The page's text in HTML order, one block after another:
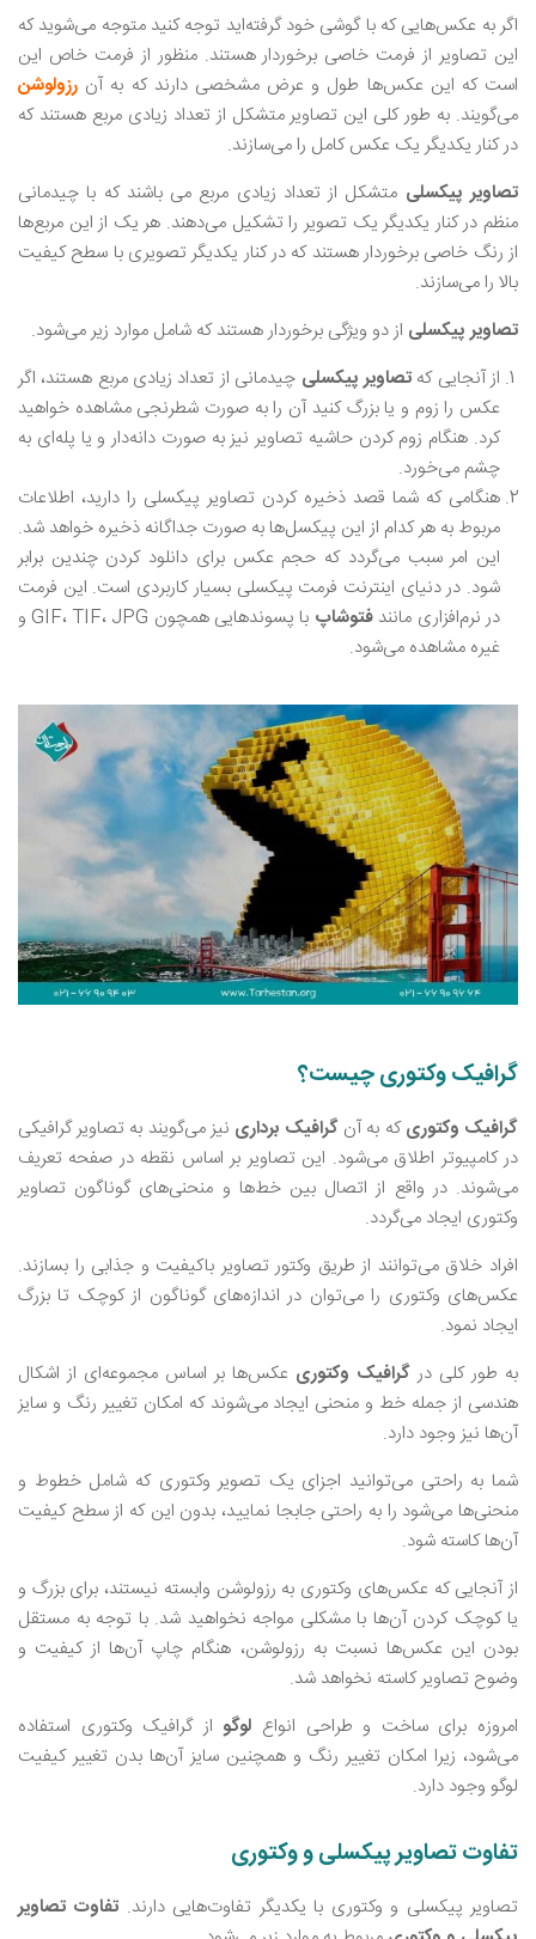
اگر به عکس‌هایی که با گوشی خود گرفته‌اید توجه کنید متوجه می‌شوید که
این تصاویر از فرمت خاصی برخوردار هستند. منظور از فرمت خاص این
است که این عکس‌ها طول و عرض مشخصی دارند که به آن رزولوشن
می‌گویند. به طور کلی این تصاویر متشکل از تعداد زیادی مربع هستند که
در کنار یکدیگر یک عکس کامل را می‌سازند.
تصاویر پیکسلی متشکل از تعداد زیادی مربع می باشند که با چیدمانی
منظم در کنار یکدیگر یک تصویر را تشکیل می‌دهند. هر یک از این مربع‌ها
از رنگ خاصی برخوردار هستند که در کنار یکدیگر تصویری با سطح کیفیت
بالا را می‌سازند.
تصاویر پیکسلی از دو ویژگی برخوردار هستند که شامل موارد زیر می‌شود.
از آنجایی کهتصاویر پیکسلی چیدمانی از تعداد زیادی مربع هستند، اگر
عکس را زوم و یا بزرگ کنید آن را به صورت شطرنجی مشاهده خواهید
کرد. هنگام زوم کردن حاشیه تصاویر نیز به صورت دانه‌دار و یا پله‌ای به
چشم‌ می‌خورد.
هنگامی که شما قصد ذخیره کردن تصاویر پیکسلی را دارید، اطلاعات
مربوط به هر کدام از این پیکسل‌ها به صورت جداگانه ذخیره خواهد شد.
این امر سبب می‌گردد که حجم عکس برای دانلود کردن چندین برابر
شود. در دنیای اینترنت فرمت پیکسلی بسیار کاربردی است. این فرمت
در نرم‌افزاری مانندفتوشاپ
با پسوندهایی همچون GIF، TIF، JPG و
غیره مشاهده می‌شود.
گرافیک وکتوری چیست؟
گرافیک وکتوریکه به آن گرافیک برداری نیز می‌گویند به تصاویر گرافیکی
در کامپیوتر اطلاق می‌شود. این تصاویر بر اساس نقطه در صفحه تعریف
می‌شوند. در واقع از اتصال بین خط‌ها و منحنی‌های گوناگون تصاویر
وکتوری ایجاد می‌گردد.
افراد خلاق می‌توانند از طریق وکتور تصاویر باکیفیت و جذابی را بسازند.
عکس‌های وکتوری را می‌توان در اندازه‌های گوناگون از کوچک تا بزرگ
ایجاد نمود.
به طور کلی در گرافیک وکتوری عکس‌ها بر اساس مجموعه‌ای از اشکال
هندسی از جمله خط و منحنی ایجاد می‌شوند که امکان تغییر رنگ و سایز
آن‌ها نیز وجود دارد.
شما به راحتی می‌توانید اجزای یک تصویر وکتوری که شامل خطوط و
منحنی‌ها می‌شود را به راحتی جابجا نمایید، بدون این که از سطح کیفیت
آن‌ها کاسته شود.
از آنجایی که عکس‌های وکتوری به رزولوشن وابسته نیستند، برای بزرگ و
یا کوچک کردن آن‌ها با مشکلی مواجه نخواهید شد. با توجه به مستقل
بودن این عکس‌ها نسبت به رزولوشن، هنگام چاپ آن‌ها از کیفیت و
وضوح تصاویر کاسته نخواهد شد.
امروزه برای ساخت و طراحی انواع لوگواز گرافیک وکتوری استفاده
می‌شود، زیرا امکان تغییر رنگ و همچنین سایز آن‌ها بدن تغییر کیفیت
لوگو وجود دارد.
تفاوت تصاویر پیکسلی و وکتوری
تصاویر پیکسلی و وکتوری با یکدیگر تفاوت‌هایی دارند. تفاوت تصاویر